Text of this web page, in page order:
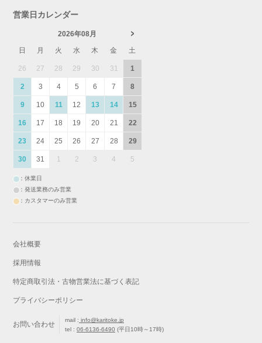
営業日カレンダー
2026年08月
日
月 火 水 木 金 土
26 27 28 29 30 31 1
2 3 4 5 6 7 8
9 10 11 12 13 14 15
16 17 18 19 20 21 22
23 24 25 26 27 28 29
30 31 1 2 3 4 5
：休業日
：発送業務のみ営業
：カスタマーのみ営業
会社概要
採用情報
特定商取引法・古物営業法に基づく表記
プライバシーポリシー
お問い合わせ
mail : info@karitoke.jp
tel :06-6136-6490 (平日10時～17時)